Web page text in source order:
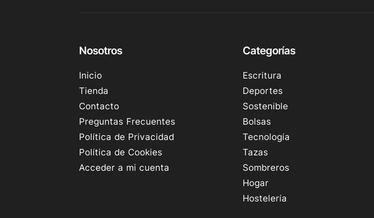
Nosotros
Inicio
Tienda
Contacto
Preguntas Frecuentes
Política de Privacidad
Política de Cookies
Acceder a mi cuenta
Categorías
Escritura
Deportes
Sostenible
Bolsas
Tecnología
Tazas
Sombreros
Hogar
Hostelería